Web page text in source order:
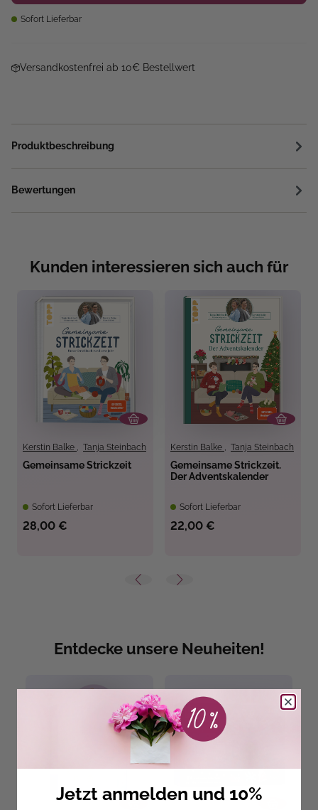
Sofort Lieferbar
Versandkostenfrei ab 10€ Bestellwert
Produktbeschreibung
Bewertungen
Kunden interessieren sich auch für
Kerstin Balke , Tanja Steinbach
Gemeinsame Strickzeit
Sofort Lieferbar
28,00 €
Kerstin Balke , Tanja Steinbach
Gemeinsame Strickzeit.
Der Adventskalender
Sofort Lieferbar
22,00 €
Entdecke unsere Neuheiten!
Jetzt anmelden und 10%